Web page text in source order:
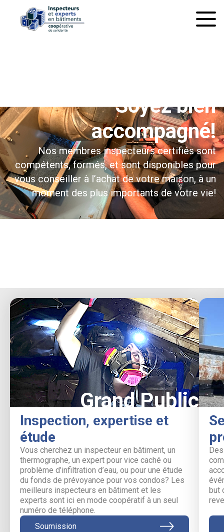
Soyez bien
accompagné!
Nos membres inspecteurs certifiés sont
compétents, formés, et sont disponibles pour
vous conseiller à l’achat de votre maison, à un
moment des plus importants de votre vie!
Grand Public
Inspection, expertise et
étude
Vous cherchez un inspecteur en bâtiment, un
thermographe, un expert pour vice caché ou
problème d’infiltration d’eau, ou pour une étude
du fonds de prévoyance pour vos condos? Les
meilleurs inspecteurs en bâtiment et les
experts sont ici en mode coopératif à un seul
numéro de téléphone.
Soumission
but